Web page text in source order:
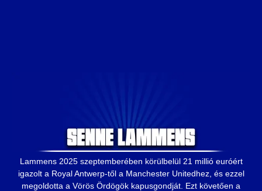
Lammens 2025 szeptemberében körülbelül 21 millió euróért
igazolt a Royal Antwerp-től a Manchester Unitedhez, és ezzel
megoldotta a Vörös Ördögök kapusgondját. Ezt követően a